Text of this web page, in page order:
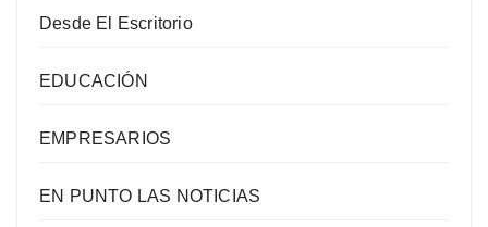
Desde El Escritorio
EDUCACIÓN
EMPRESARIOS
EN PUNTO LAS NOTICIAS